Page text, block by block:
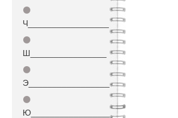
⚫
Ч_________________
⚫
Ш________________
⚫
Э_________________
⚫
Ю_________________